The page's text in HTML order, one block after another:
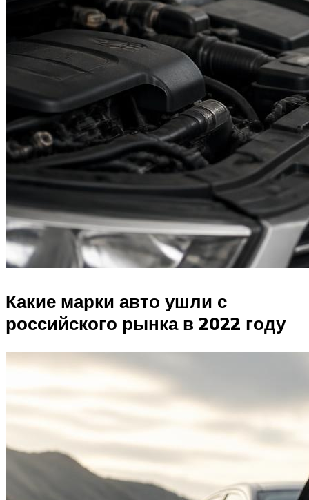
Какие марки авто ушли с
российского рынка в 2022 году